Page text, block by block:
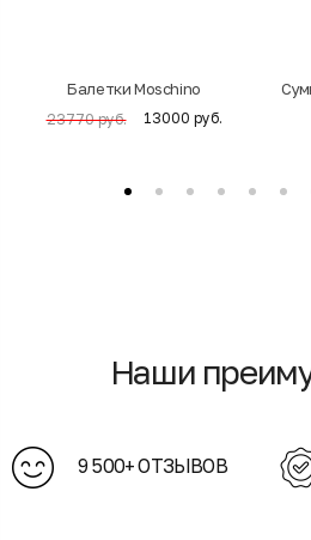
Балетки Moschino
23770 руб. 13000 руб.
Наши
9 500+ ОТЗЫВОВ